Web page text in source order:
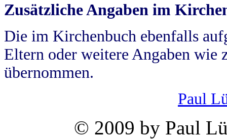
Zusätzliche Angaben im
Die im Kirchenbuch ebenfalls
Eltern oder weitere Angaben wie
übernommen.
Paul
© 2009 by Paul